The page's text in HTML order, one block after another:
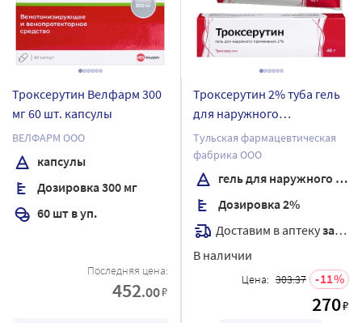
Троксерутин Велфарм 300
мг 60 шт. капсулы
ВЕЛФАРМ ООО
капсулы
Дозировка 300 мг
60 шт в уп.
Последняя цена:
452.00₽
Троксерутин 2% туба гель
для наружного
применения 40 гр
Тульская фармацевтическая
фабрика ООО
гель для наружного применения
Дозировка 2%
Доставим в аптекузавтра
В наличии
Цена: 303.37 11
270₽